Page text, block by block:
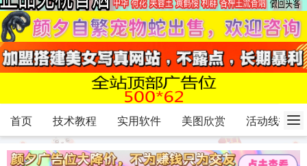
首页 技术教程 实用软件 美图欣赏 活动线报